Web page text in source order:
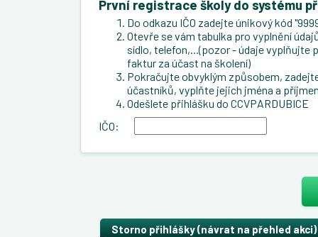
První registrace školy do systému
Do odkazu IČO zadejte únikový kód
Otevře se vám tabulka pro vyplnění
sídlo, telefon,...(pozor - údaje vyplňujte
faktur za účast na školení)
Pokračujte obvyklým způsobem,
účastníků, vyplňte jejich jména a
Odešlete přihlášku do CCVPARDUBICE
IČO:
Storno přihlášky (návrat na přehled akci)